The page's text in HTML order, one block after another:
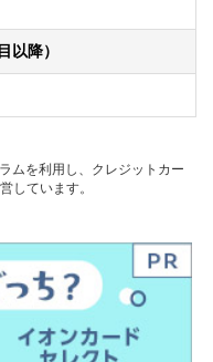
以降）
ムを利用し、クレジットカー
しています。